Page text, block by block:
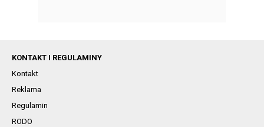
KONTAKT I REGULAMINY
Kontakt
Reklama
Regulamin
RODO